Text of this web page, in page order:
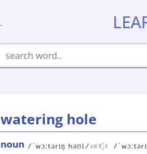
watering hole
noun /ˈwɔːtərɪŋ həʊl/UK /